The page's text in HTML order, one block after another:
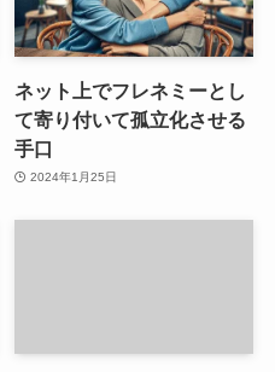
ネット上でフレネミーとし
て寄り付いて孤立化させる
手口
2024年1月25日